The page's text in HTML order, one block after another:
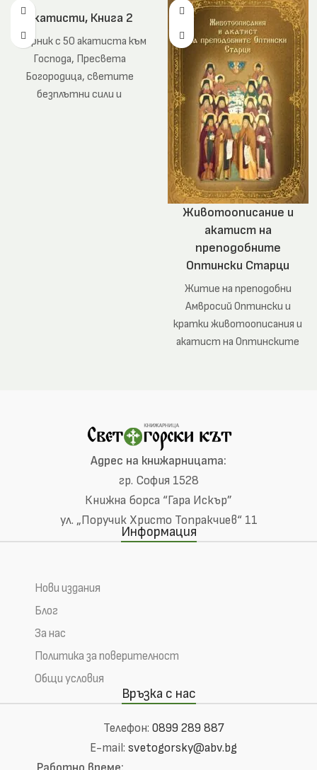
Акатисти, Книга 2
Сборник с 50 акатиста към
Господа, Пресвета
Богородица, светите
безплътни сили и
Животоописание и
акатист на
преподобните
Оптински Старци
Житие на преподобни
Амвросий Оптински и
кратки животоописания и
акатист на Оптинските
Адрес на книжарницата:
гр. София 1528
Книжна борса “Гара Искър”
ул. „Поручик Христо Топракчиев“ 11
Информация
Нови издания
Блог
За нас
Политика за поверителност
Общи условия
Връзка с нас
Телефон: 0899 289 887
E-mail: svetogorsky@abv.bg